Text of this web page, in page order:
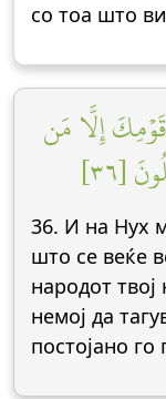
со тоа што
إِلَّا مَن
[٣٦]
36. И на Нух
што се веќе
народот
немој да
постојано го